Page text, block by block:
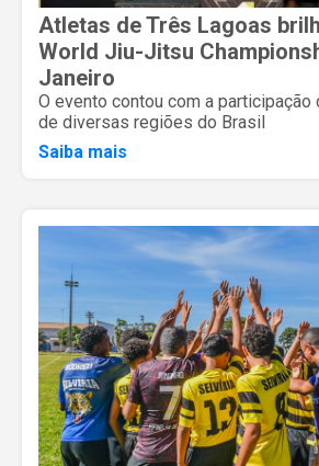
Atletas de Três Lagoas
World Jiu-Jitsu
Janeiro
O evento contou com a
de diversas regiões do Brasil
Saiba mais